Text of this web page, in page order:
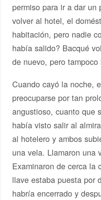
permiso para ir a dar
volver al hotel, el
habitación, pero nadie
había salido? Bacqué
de nuevo, pero
Cuando cayó la noche,
preocuparse por tan
angustioso, cuanto que
había visto salir al
al hotelero y ambos
una vela. Llamaron una
Examinaron de cerca la
llave estaba puesta por
habría encerrado y